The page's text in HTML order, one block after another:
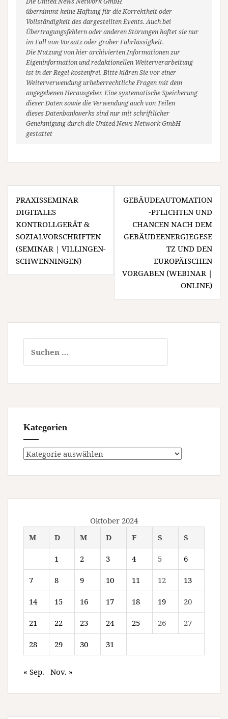
übernimmt keine Haftung für die Korrektheit oder
Vollständigkeit des dargestellten Events. Auch bei
Übertragungsfehlern oder anderen Störungen haftet sie nur
im Fall von Vorsatz oder grober Fahrlässigkeit.
Die Nutzung von hier archivierten Informationen zur
Eigeninformation und redaktionellen Weiterverarbeitung
ist in der Regel kostenfrei. Bitte klären Sie vor einer
Weiterverwendung urheberrechtliche Fragen mit dem
angegebenen Herausgeber. Eine systematische Speicherung
dieser Daten sowie die Verwendung auch von Teilen
dieses Datenbankwerks sind nur mit schriftlicher
Genehmigung durch die United News Network GmbH
gestattet
Beitragsnavigation
PRAXISSEMINAR
DIGITALES
KONTROLLGERÄT &
SOZIALVORSCHRIFTEN
(SEMINAR | VILLINGEN-
SCHWENNINGEN)
GEBÄUDEAUTOMATION
-PFLICHTEN UND
CHANCEN NACH DEM
GEBÄUDEENERGIEGESE
TZ UND DEN
EUROPÄISCHEN
VORGABEN (WEBINAR |
ONLINE)
nach:
Kategorien
Kategorien
Oktober 2024
M
D M D F S S
1 2 3 4 5 6
7 8 9 10 11 12 13
14 15 16 17 18 19 20
21 22 23 24 25 26 27
28 29 30 31
« Sep. Nov. »